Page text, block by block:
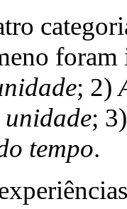
; 2)
;
tempo.